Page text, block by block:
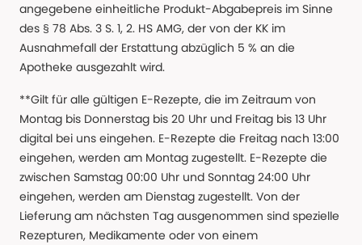
angegebene einheitliche Produkt-Abgabepreis im Sinne
des § 78 Abs. 3 S. 1, 2. HS AMG, der von der KK im
Ausnahmefall der Erstattung abzüglich 5 % an die
Apotheke ausgezahlt wird.
**Gilt für alle gültigen E-Rezepte, die im Zeitraum von
Montag bis Donnerstag bis 20 Uhr und Freitag bis 13 Uhr
digital bei uns eingehen. E-Rezepte die Freitag nach 13:00
eingehen, werden am Montag zugestellt. E-Rezepte die
zwischen Samstag 00:00 Uhr und Sonntag 24:00 Uhr
eingehen, werden am Dienstag zugestellt. Von der
Lieferung am nächsten Tag ausgenommen sind spezielle
Rezepturen, Medikamente oder von einem